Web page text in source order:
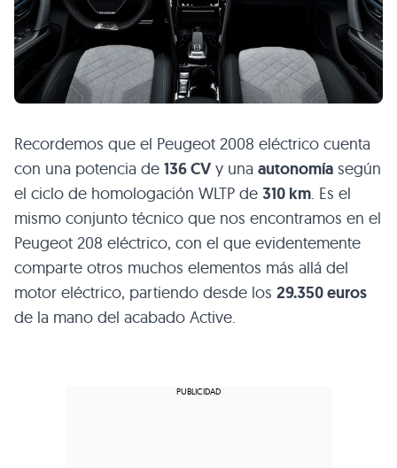
Recordemos que el Peugeot 2008 eléctrico cuenta
con una potencia de 136 CV y una autonomía según
el ciclo de homologación WLTP de 310 km. Es el
mismo conjunto técnico que nos encontramos en el
Peugeot 208 eléctrico, con el que evidentemente
comparte otros muchos elementos más allá del
motor eléctrico, partiendo desde los 29.350 euros
de la mano del acabado Active.